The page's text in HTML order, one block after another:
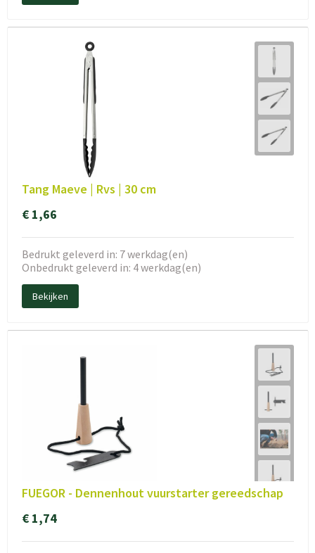
Tang Maeve | Rvs | 30 cm
€ 1,66
Bedrukt geleverd in: 7 werkdag(en)
Onbedrukt geleverd in: 4 werkdag(en)
Bekijken
FUEGOR - Dennenhout vuurstarter gereedschap
€ 1,74